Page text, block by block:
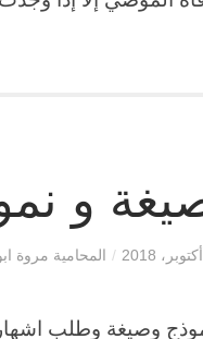
و
/ المحامية مروة
وصيغة وطلب